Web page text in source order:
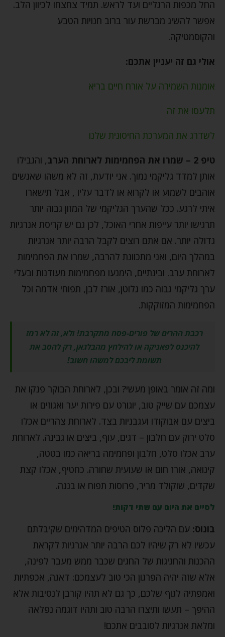
החל מכפות הרגליים ועד לראש. תמיד צחצחו לכיוון הלב.
אפשר להשיג מברשת עור ברוב חנויות הטבע
והקוסמטיקה.
אולי גם זה יעניין אתכם:
אומנות השמירה על אורח חיים בריא
תלעסו את זה
לשדרג את המערכת החיסונית שלנו
טיפ 2 – שמרו את הפחמימות לארוחת הערב
, והגבילו
אותן למדד גליקמי נמוך. אני יודעת, זה לא משהו שאנשים
אוהבים לשמוע או לקרוא או לדבר עליו , אבל תישארו
איתי לרגע. ככל שהערך הגליקמי של המזון גבוה יותר
תרגישו יותר עייפות אחרי האוכל, לכן גם יש קריסת אנרגיות
גדולה יותר. אם אתם רוצים לקבל הרבה יותר אנרגיות
במהלך היום, ואני מתכוונת להרבה, שמרו את הפחמימות
לארוחת ערב. ובינתיים, הימנעו מפחמימות מעודנות ובעלי
ערך גליקמי גבוה כמו גלוטן, אורז לבן, תפוחי אדמה וכל
הפחמימות המזוקקות.
רכבת ההרים של פורים-פסח מתקרבת! ולא, זה לא רמז
להיכנס לפאניקה או להילחץ מהבלגאן, רק להסב את
תשומת ליבכם למשהו חשוב!
ומה זה אומר באופן מעשי? ובכן, לארוחת הבוקר פנקו את
עצמכם עם שייק טוב, יוגורט עם פירות יער ואגוזים או
ביצים עם אבוקודו ועגבניות בצד. לארוחת צהריים אכלו
סלט ירוק עם חלבון – דגים, עוף, ביצים או גבינה. לארוחת
ערב אכלו סלט, חלבון ופחמימה בריאה כמו בטטה,
קינואה, אורז חום או שעועית שחורה. כחטיף, אכלו קצת
שקדים, שוקולד מריר, פרוסות תפוח או בננה.
לסיים את היום עם שתי דקות!
בונוס: עם הליכה פלוס הטיפים המדהימים שקיבלתם
עכשיו לא רק שיהיו לכם הרבה יותר אנרגיות לקראת
ההכנות והחגיגות של החגים שכבר ממש מעבר לפינה,
אלא שזה יהיה הפרגון הכי טוב לעצמכם: דאגה, אכפתיות
ואמפתיה לגוף שלכם, כך גם לא תהיו קורבן לנסיבות אלא
ההיפך – תעשו ותיצרו הרבה טוב ותהיו דוגמה נפלאה
ומלאת אנרגיות לסובבים אתכם!